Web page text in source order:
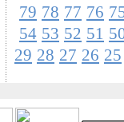
79 78 77 76
54 53 52 51
29 28 27 26 25